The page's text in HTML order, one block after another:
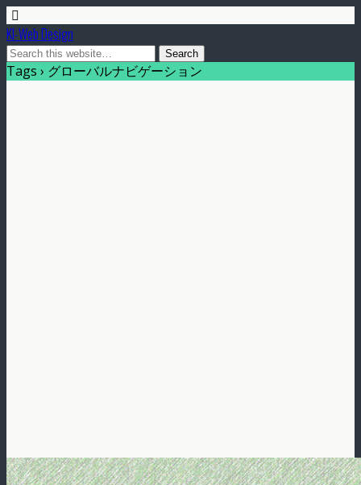
KI-Web Design
Tags › グローバルナビゲーション